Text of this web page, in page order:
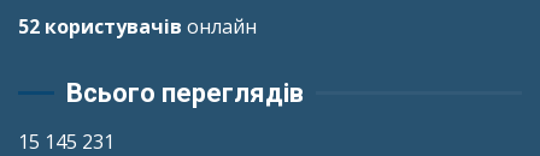
52 користувачів онлайн
Всього переглядів
15 145 231